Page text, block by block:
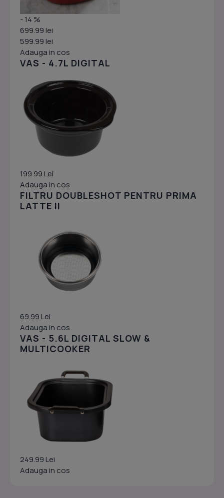
- 14 %
699.99 lei
599.99 lei
Adauga in cos
VAS - 4.7L DIGITAL
199.99 Lei
Adauga in cos
FILTRU DOUBLESHOT PENTRU PRIMA
LATTE II
69.99 Lei
Adauga in cos
VAS - 5.6L DIGITAL SLOW &
MULTICOOKER
249.99 Lei
Adauga in cos